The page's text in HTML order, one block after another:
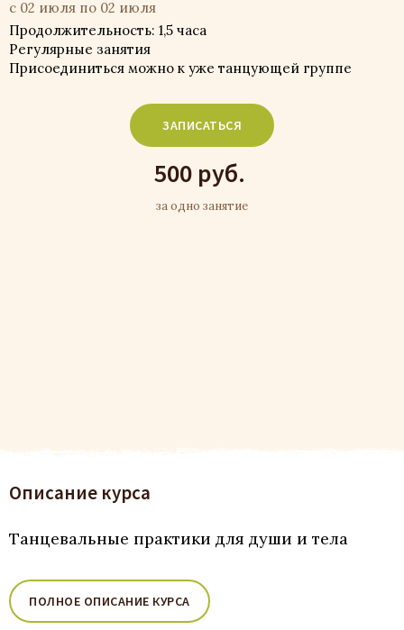
с 02 июля по 02 июля
ЗАПИСАТЬСЯ
500 руб.
за одно занятие
Продолжительность: 1,5 часа
Регулярные занятия
Присоединиться можно к уже танцующей группе
Описание курса
Танцевальные практики для души и тела
ПОЛНОЕ ОПИСАНИЕ КУРСА